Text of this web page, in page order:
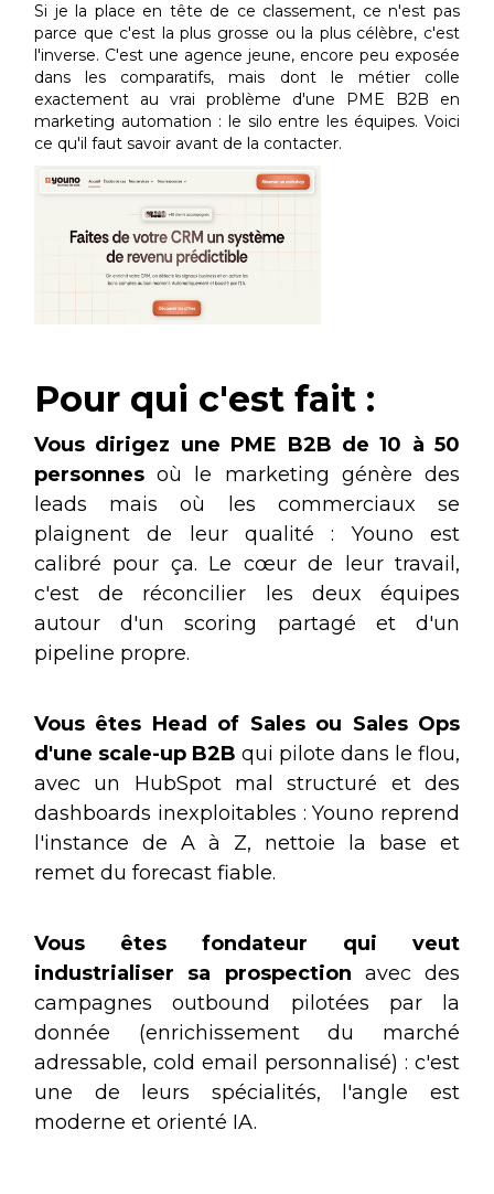
Si je la place en tête de ce classement, ce n'est pas
parce que c'est la plus grosse ou la plus célèbre, c'est
l'inverse. C'est une agence jeune, encore peu exposée
dans les comparatifs, mais dont le métier colle
exactement au vrai problème d'une PME B2B en
marketing automation : le silo entre les équipes. Voici
ce qu'il faut savoir avant de la contacter.
Pour qui c'est fait :
Vous dirigez une PME B2B de 10 à 50
personnes où le marketing génère des
leads mais où les commerciaux se
plaignent de leur qualité : Youno est
calibré pour ça. Le cœur de leur travail,
c'est de réconcilier les deux équipes
autour d'un scoring partagé et d'un
pipeline propre.
Vous êtes Head of Sales ou Sales Ops
d'une scale-up B2B qui pilote dans le flou,
avec un HubSpot mal structuré et des
dashboards inexploitables : Youno reprend
l'instance de A à Z, nettoie la base et
remet du forecast fiable.
Vous êtes fondateur qui veut
industrialiser sa prospection avec des
campagnes outbound pilotées par la
donnée (enrichissement du marché
adressable, cold email personnalisé) : c'est
une de leurs spécialités, l'angle est
moderne et orienté IA.